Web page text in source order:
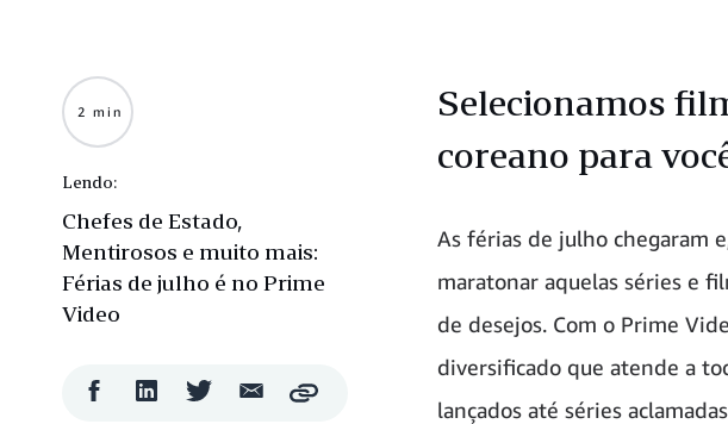
Selecionamos
coreano para
As férias de julho chegaram
maratonar aquelas séries e
de desejos. Com o Prime
diversificado que atende a
lançados até séries
2 min
Lendo:
Chefes de Estado,
Mentirosos e muito mais:
Férias de julho é no Prime
Video
CompartilharCompartilharCompartilharCompartilhar
Copy